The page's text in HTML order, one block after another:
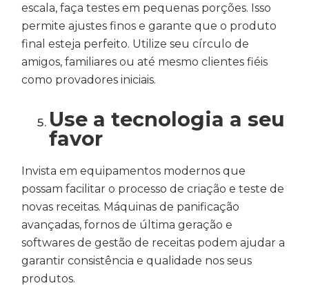
escala, faça testes em pequenas porções. Isso
permite ajustes finos e garante que o produto
final esteja perfeito. Utilize seu círculo de
amigos, familiares ou até mesmo clientes fiéis
como provadores iniciais.
Use a tecnologia a seu
favor
Invista em equipamentos modernos que
possam facilitar o processo de criação e teste de
novas receitas. Máquinas de panificação
avançadas, fornos de última geração e
softwares de gestão de receitas podem ajudar a
garantir consistência e qualidade nos seus
produtos.